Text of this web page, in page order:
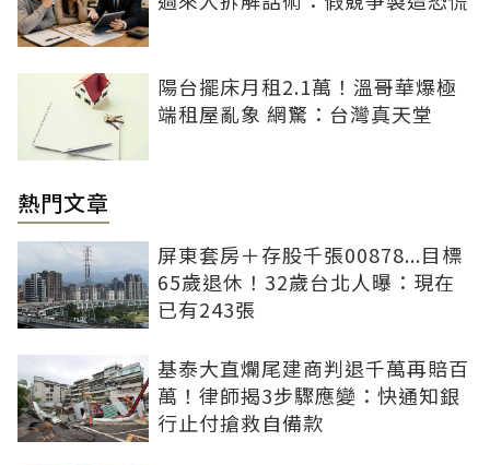
陽台擺床月租2.1萬！溫哥華爆極
端租屋亂象 網驚：台灣真天堂
熱門文章
屏東套房＋存股千張00878...目標
65歲退休！32歲台北人曝：現在
已有243張
基泰大直爛尾建商判退千萬再賠百
萬！律師揭3步驟應變：快通知銀
行止付搶救自備款